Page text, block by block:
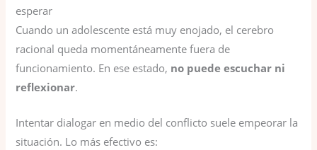
esperar
Cuando un adolescente está muy enojado, el cerebro
racional queda momentáneamente fuera de
funcionamiento. En ese estado, no puede escuchar ni
reflexionar.
Intentar dialogar en medio del conflicto suele empeorar la
situación. Lo más efectivo es: